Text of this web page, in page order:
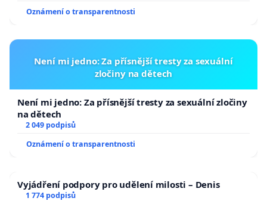
Oznámení o transparentnosti
Není mi jedno: Za přísnější tresty za sexuální
zločiny na dětech
Není mi jedno: Za přísnější tresty za sexuální zločiny
na dětech
2 049 podpisů
Oznámení o transparentnosti
Vyjádření podpory pro udělení milosti – Denis
1 774 podpisů